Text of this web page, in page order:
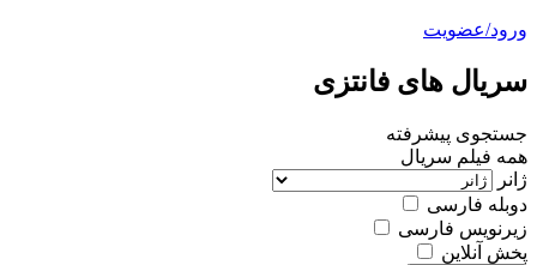
ورود/عضویت
سریال های فانتزی
جستجوی پیشرفته
همه فیلم سریال
ژانر
دوبله فارسی
زیرنویس فارسی
پخش آنلاین